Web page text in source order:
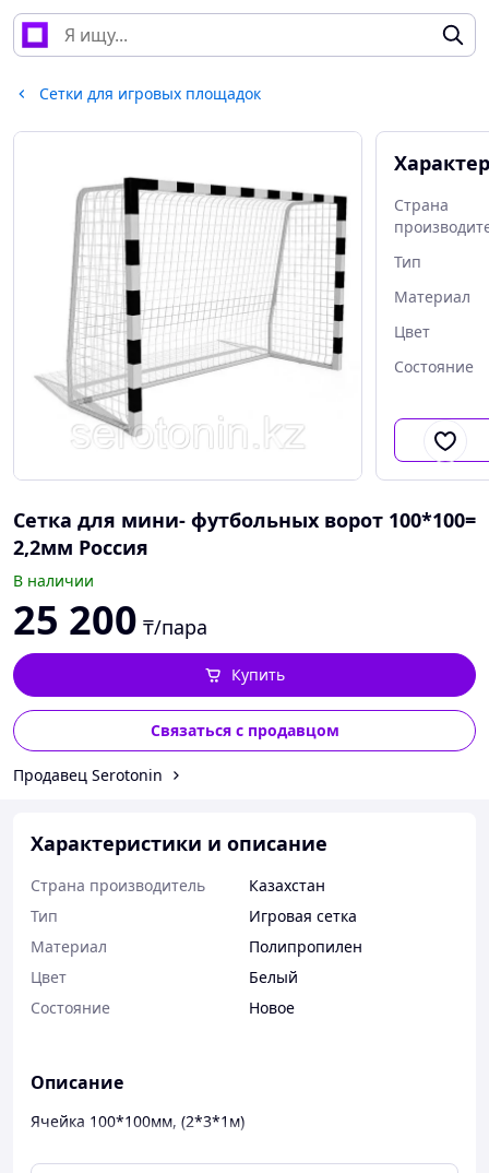
Сетки для игровых площадок
Страна
Тип
Материал
Цвет
Состояние
Сетка для мини- футбольных ворот 100*100=
2,2мм Россия
В наличии
25 200 ₸/пара
Купить
Связаться с продавцом
Продавец Serotonin
Характеристики и описание
Страна производитель
Казахстан
Тип
Игровая сетка
Материал
Полипропилен
Цвет
Белый
Состояние
Новое
Описание
Ячейка 100*100мм, (2*3*1м)